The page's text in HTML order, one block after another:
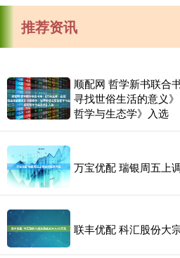
推荐资讯
顺配网 哲学新书联合
寻找世俗生活的意义
哲学与生态学》入选
万宝优配 瑞银周五上
联丰优配 科汇股份大